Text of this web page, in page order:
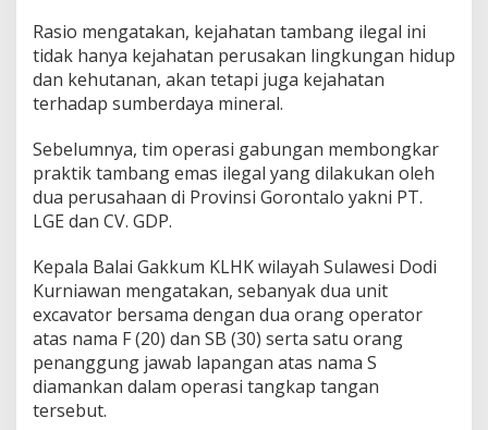
Rasio mengatakan, kejahatan tambang ilegal ini
tidak hanya kejahatan perusakan lingkungan hidup
dan kehutanan, akan tetapi juga kejahatan
terhadap sumberdaya mineral.
Sebelumnya, tim operasi gabungan membongkar
praktik tambang emas ilegal yang dilakukan oleh
dua perusahaan di Provinsi Gorontalo yakni PT.
LGE dan CV. GDP.
Kepala Balai Gakkum KLHK wilayah Sulawesi Dodi
Kurniawan mengatakan, sebanyak dua unit
excavator bersama dengan dua orang operator
atas nama F (20) dan SB (30) serta satu orang
penanggung jawab lapangan atas nama S
diamankan dalam operasi tangkap tangan
tersebut.